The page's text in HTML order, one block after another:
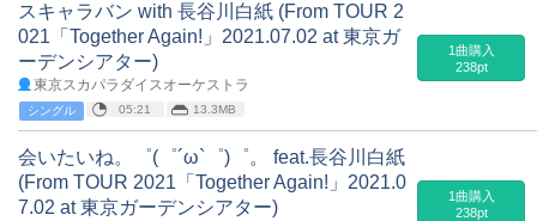
スキャラバン with 長谷川白紙 (From TOUR 2
021「Together Again!」2021.07.02 at 東京ガ
ーデンシアター)
東京スカパラダイスオーケストラ
シングル 05:21 13.3MB
1曲購入
238pt
会いたいね。゜(゜´ω`゜)゜。 feat.長谷川白紙
(From TOUR 2021「Together Again!」2021.0
7.02 at 東京ガーデンシアター)
1曲購入
238pt